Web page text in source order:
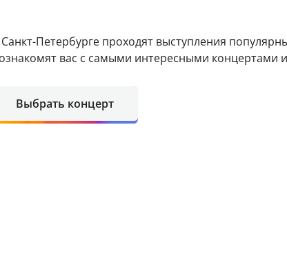
Петербурге проходят выступления
вас с самыми интересными концертами
Выбрать концерт